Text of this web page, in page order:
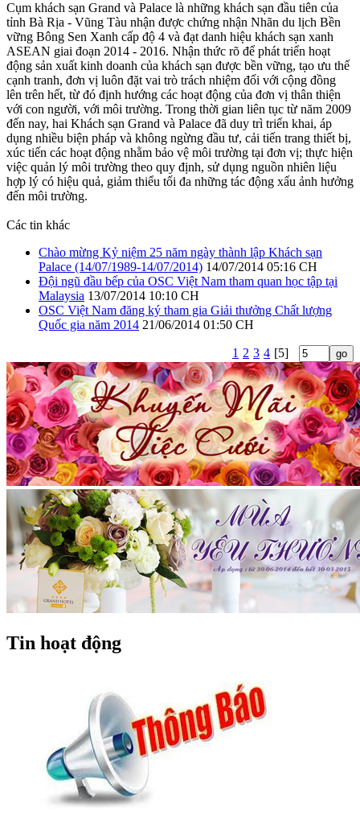
Cụm khách sạn Grand và Palace là những khách sạn đầu tiên của
tỉnh Bà Rịa - Vũng Tàu nhận được chứng nhận Nhãn du lịch Bền
vững Bông Sen Xanh cấp độ 4 và đạt danh hiệu khách sạn xanh
ASEAN giai đoạn 2014 - 2016. Nhận thức rõ để phát triển hoạt
động sản xuất kinh doanh của khách sạn được bền vững, tạo ưu thế
cạnh tranh, đơn vị luôn đặt vai trò trách nhiệm đối với cộng đồng
lên trên hết, từ đó định hướng các hoạt động của đơn vị thân thiện
với con người, với môi trường. Trong thời gian liên tục từ năm 2009
đến nay, hai Khách sạn Grand và Palace đã duy trì triển khai, áp
dụng nhiều biện pháp và không ngừng đầu tư, cải tiến trang thiết bị,
xúc tiến các hoạt động nhằm bảo vệ môi trường tại đơn vị; thực hiện
việc quản lý môi trường theo quy định, sử dụng nguồn nhiên liệu
hợp lý có hiệu quả, giảm thiểu tối đa những tác động xấu ảnh hưởng
đến môi trường.
Các tin khác
Chào mừng Kỷ niệm 25 năm ngày thành lập Khách sạn
Palace (14/07/1989-14/07/2014) 14/07/2014 05:16 CH
Đội ngũ đầu bếp của OSC Việt Nam tham quan học tập tại
Malaysia 13/07/2014 10:10 CH
OSC Việt Nam đăng ký tham gia Giải thưởng Chất lượng
Quốc gia năm 2014 21/06/2014 01:50 CH
1 2 3 4 [5]
Tin hoạt động